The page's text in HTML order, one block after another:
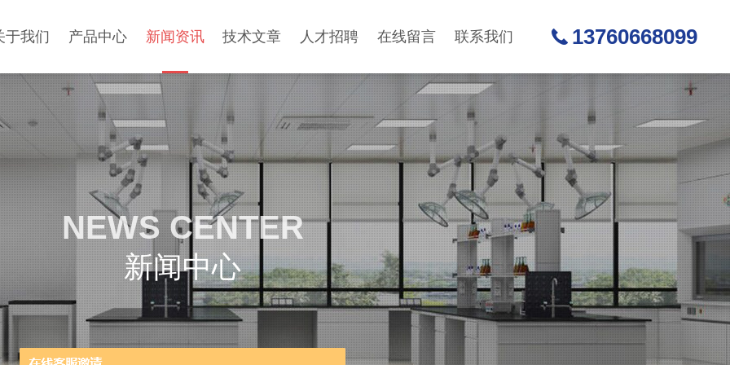
于我们 产品中心 新闻资讯 技术文章 人才招聘 在线留言 联系我们 13760668099
NEWS CENTER
新闻中心